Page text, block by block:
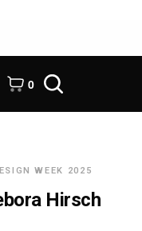
0
WEEK 2025
Hirsch